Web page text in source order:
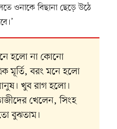
ওনাকে বিছানা ছেড়ে উঠে
হলো না কোনো
মূর্তি, বরং মনে হলো
খুব রাগ হলো।
খেলেন, সিংহ
বুঝতাম।